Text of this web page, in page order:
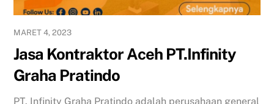
MARET 4, 2023
Jasa Kontraktor Aceh PT.Infinity
Graha Pratindo
PT. Infinity Graha Pratindo adalah perusahaan general